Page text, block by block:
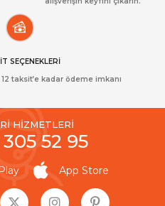
SEÇENEKLERİ
taksit’e kadar ödeme imkanı
HİZMETLERİ
52 95
App Store